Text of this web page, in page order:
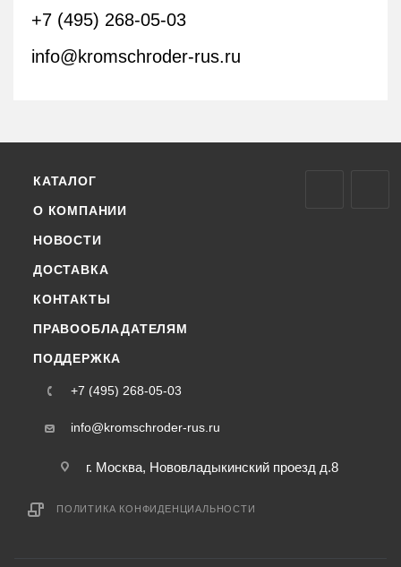
+7 (495) 268-05-03
info@kromschroder-rus.ru
КАТАЛОГ
О КОМПАНИИ
НОВОСТИ
ДОСТАВКА
КОНТАКТЫ
ПРАВООБЛАДАТЕЛЯМ
ПОДДЕРЖКА
+7 (495) 268-05-03
info@kromschroder-rus.ru
г. Москва, Нововладыкинский проезд д.8
ПОЛИТИКА КОНФИДЕНЦИАЛЬНОСТИ